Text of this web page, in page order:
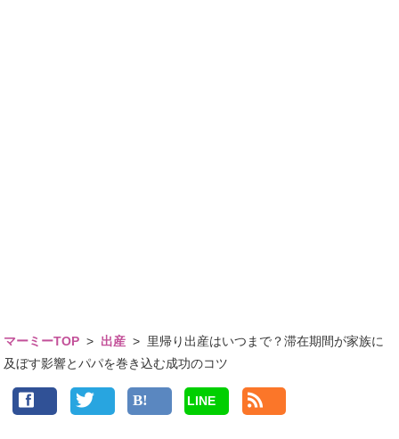
マーミーTOP > 出産 > 里帰り出産はいつまで？滞在期間が家族に
及ぼす影響とパパを巻き込む成功のコツ
LINE